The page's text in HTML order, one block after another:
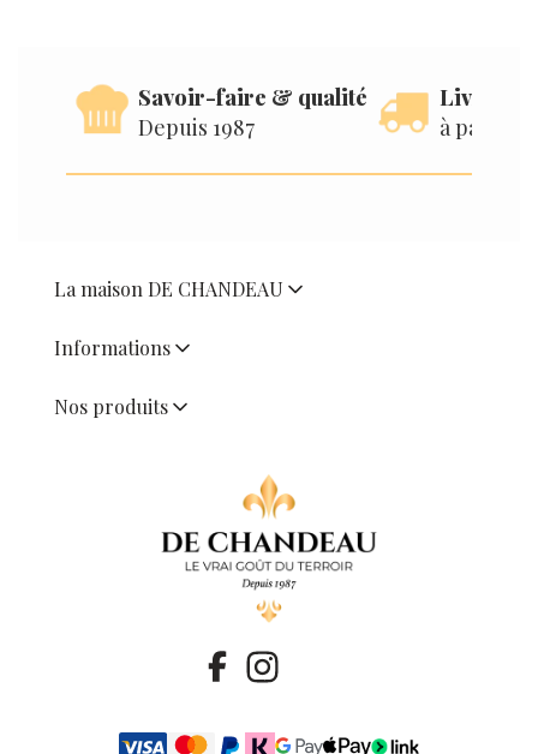
Savoir-faire & qualité
Depuis 1987
à partir
La maison DE CHANDEAU
Informations
Nos produits